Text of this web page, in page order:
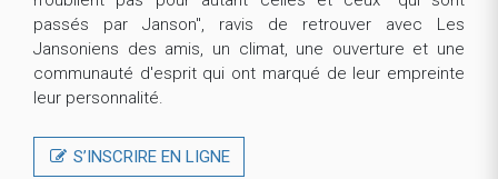
passés par Janson", ravis de retrouver avec Les
Jansoniens des amis, un climat, une ouverture et une
communauté d'esprit qui ont marqué de leur empreinte
leur personnalité.
S’INSCRIRE EN LIGNE